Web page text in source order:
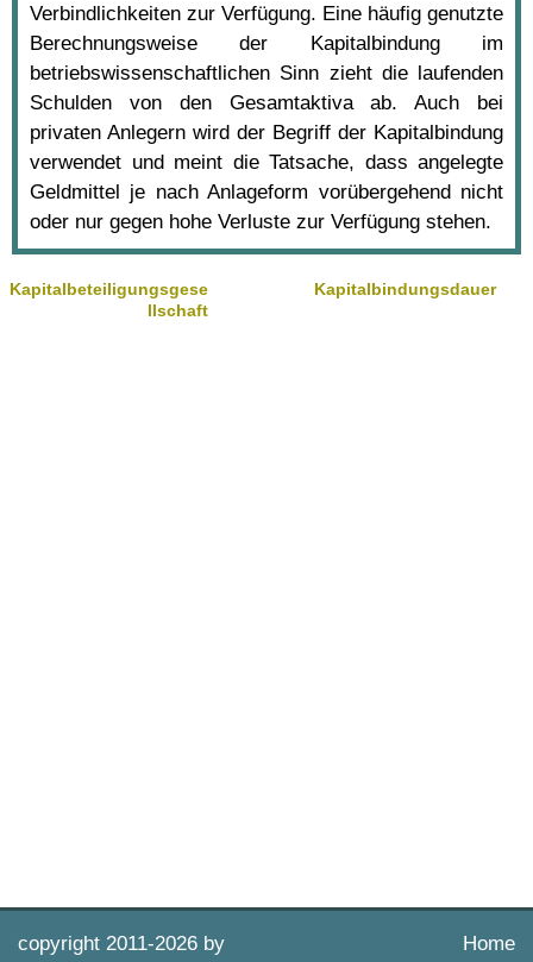
Verbindlichkeiten zur Verfügung. Eine häufig genutzte
Berechnungsweise der Kapitalbindung im
betriebswissenschaftlichen Sinn zieht die laufenden
Schulden von den Gesamtaktiva ab. Auch bei
privaten Anlegern wird der Begriff der Kapitalbindung
verwendet und meint die Tatsache, dass angelegte
Geldmittel je nach Anlageform vorübergehend nicht
oder nur gegen hohe Verluste zur Verfügung stehen.
Kapitalbeteiligungsgese
llschaft
Kapitalbindungsdauer
copyright 2011-2026 by
Home